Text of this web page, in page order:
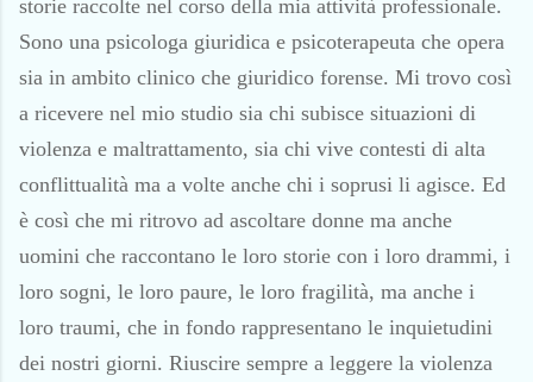
storie raccolte nel corso della mia attività professionale.
Sono una psicologa giuridica e psicoterapeuta che opera
sia in ambito clinico che giuridico forense. Mi trovo così
a ricevere nel mio studio sia chi subisce situazioni di
violenza e maltrattamento, sia chi vive contesti di alta
conflittualità ma a volte anche chi i soprusi li agisce. Ed
è così che mi ritrovo ad ascoltare donne ma anche
uomini che raccontano le loro storie con i loro drammi, i
loro sogni, le loro paure, le loro fragilità, ma anche i
loro traumi, che in fondo rappresentano le inquietudini
dei nostri giorni. Riuscire sempre a leggere la violenza